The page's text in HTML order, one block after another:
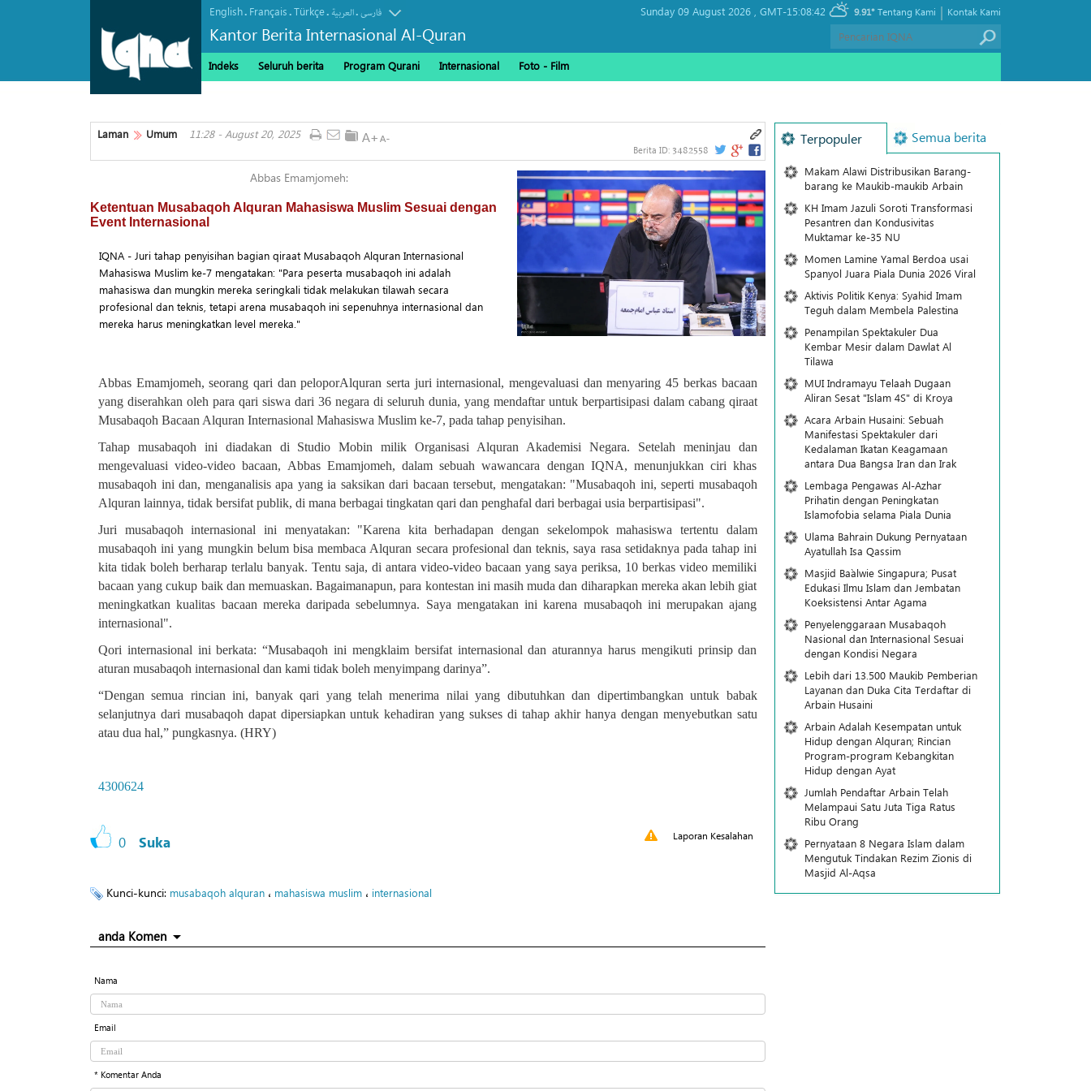
English. Français.Türkçe. العربیة.فارسی
Kantor Berita Internasional Al-Quran
Sunday 09 August 2026 , GMT-15:08:42 9.91° Kontak Kami
|
Tentang Kami
Indeks Seluruh berita Program Qurani Internasional Foto - Film
Laman Umum 11:28 - August 20, 2025
Berita ID: 3482558
Abbas Emamjomeh:
Ketentuan Musabaqoh Alquran Mahasiswa Muslim Sesuai dengan
Event Internasional
IQNA - Juri tahap penyisihan bagian qiraat Musabaqoh Alquran Internasional
Mahasiswa Muslim ke-7 mengatakan: "Para peserta musabaqoh ini adalah
mahasiswa dan mungkin mereka seringkali tidak melakukan tilawah secara
profesional dan teknis, tetapi arena musabaqoh ini sepenuhnya internasional dan
mereka harus meningkatkan level mereka."
Abbas Emamjomeh, seorang qari dan peloporAlquran serta juri internasional, mengevaluasi dan menyaring 45 berkas bacaan
yang diserahkan oleh para qari siswa dari 36 negara di seluruh dunia, yang mendaftar untuk berpartisipasi dalam cabang qiraat
Musabaqoh Bacaan Alquran Internasional Mahasiswa Muslim ke-7, pada tahap penyisihan.
Tahap musabaqoh ini diadakan di Studio Mobin milik Organisasi Alquran Akademisi Negara. Setelah meninjau dan
mengevaluasi video-video bacaan, Abbas Emamjomeh, dalam sebuah wawancara dengan IQNA, menunjukkan ciri khas
musabaqoh ini dan, menganalisis apa yang ia saksikan dari bacaan tersebut, mengatakan: "Musabaqoh ini, seperti musabaqoh
Alquran lainnya, tidak bersifat publik, di mana berbagai tingkatan qari dan penghafal dari berbagai usia berpartisipasi."
Juri musabaqoh internasional ini menyatakan: "Karena kita berhadapan dengan sekelompok mahasiswa tertentu dalam
musabaqoh ini yang mungkin belum bisa membaca Alquran secara profesional dan teknis, saya rasa setidaknya pada tahap ini
kita tidak boleh berharap terlalu banyak. Tentu saja, di antara video-video bacaan yang saya periksa, 10 berkas video memiliki
bacaan yang cukup baik dan memuaskan. Bagaimanapun, para kontestan ini masih muda dan diharapkan mereka akan lebih giat
meningkatkan kualitas bacaan mereka daripada sebelumnya. Saya mengatakan ini karena musabaqoh ini merupakan ajang
internasional."
Qori internasional ini berkata: “Musabaqoh ini mengklaim bersifat internasional dan aturannya harus mengikuti prinsip dan
aturan musabaqoh internasional dan kami tidak boleh menyimpang darinya”.
“Dengan semua rincian ini, banyak qari yang telah menerima nilai yang dibutuhkan dan dipertimbangkan untuk babak
selanjutnya dari musabaqoh dapat dipersiapkan untuk kehadiran yang sukses di tahap akhir hanya dengan menyebutkan satu
atau dua hal,” pungkasnya. (HRY)
4300624
0 Suka Laporan Kesalahan
Kunci-kunci: musabaqoh alquran ، mahasiswa muslim ، internasional
anda Komen
Nama
Email
* Komentar Anda
Terpopuler Semua berita
Makam Alawi Distribusikan Barang-
barang ke Maukib-maukib Arbain
KH Imam Jazuli Soroti Transformasi
Pesantren dan Kondusivitas
Muktamar ke-35 NU
Momen Lamine Yamal Berdoa usai
Spanyol Juara Piala Dunia 2026 Viral
Aktivis Politik Kenya: Syahid Imam
Teguh dalam Membela Palestina
Penampilan Spektakuler Dua
Kembar Mesir dalam Dawlat Al
Tilawa
MUI Indramayu Telaah Dugaan
Aliran Sesat "Islam 4S" di Kroya
Acara Arbain Husaini: Sebuah
Manifestasi Spektakuler dari
Kedalaman Ikatan Keagamaan
antara Dua Bangsa Iran dan Irak
Lembaga Pengawas Al-Azhar
Prihatin dengan Peningkatan
Islamofobia selama Piala Dunia
Ulama Bahrain Dukung Pernyataan
Ayatullah Isa Qassim
Masjid Ba`alwie Singapura; Pusat
Edukasi Ilmu Islam dan Jembatan
Koeksistensi Antar Agama
Penyelenggaraan Musabaqoh
Nasional dan Internasional Sesuai
dengan Kondisi Negara
Lebih dari 13.500 Maukib Pemberian
Layanan dan Duka Cita Terdaftar di
Arbain Husaini
Arbain Adalah Kesempatan untuk
Hidup dengan Alquran; Rincian
Program-program Kebangkitan
Hidup dengan Ayat
Jumlah Pendaftar Arbain Telah
Melampaui Satu Juta Tiga Ratus
Ribu Orang
Pernyataan 8 Negara Islam dalam
Mengutuk Tindakan Rezim Zionis di
Masjid Al-Aqsa